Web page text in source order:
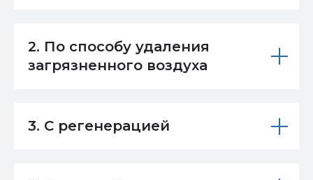
2. По способу удаления
загрязненного воздуха
3. С регенерацией